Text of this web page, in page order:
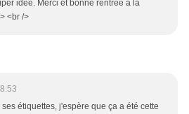
idée. Merci et bonne rentrée à la
<br />
étiquettes, j'espère que ça a été cette